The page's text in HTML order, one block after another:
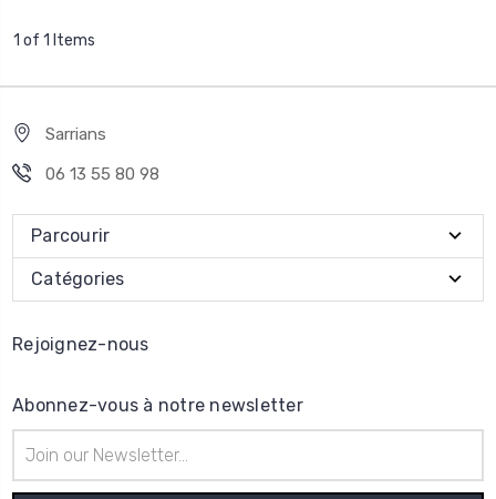
1 of 1 Items
Sarrians
06 13 55 80 98
Parcourir
Catégories
Rejoignez-nous
Abonnez-vous à notre newsletter
e-
mail